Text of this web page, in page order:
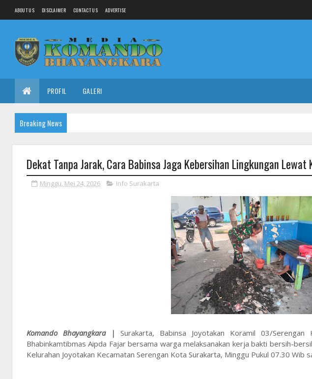
ABOUT US DISCLAIMER CONTACT US ADVERTISE
PROFIL GALERI
Breaking News
Dekat Tanpa Jarak, Cara Babinsa Jaga Kebersihan Lingkungan
Minggu, Mei 24, 2026 Info Surakarta
Komando Bhayangkara | Surakarta, Babinsa Joyotakan Koramil 03/
Bhabinkamtibmas Aipda Fajar bersama warga melaksanakan kerja bakti bersih-
Kelurahan Joyotakan Kecamatan Serengan Kota Surakarta, Minggu Pukul 07.30